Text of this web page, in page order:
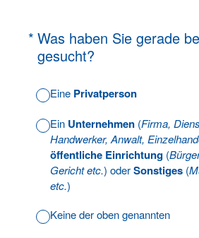
* Was haben Sie gerade
gesucht?
(Erforderlich.)
Eine Privatperson
Ein Unternehmen (Firma,
Handwerker, Anwalt,
öffentliche Einrichtung (
Gericht etc.) oderSonstiges (
etc.)
Keine der oben genannten